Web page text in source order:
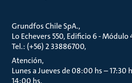
Grundfos Chile SpA.
Lo Echevers 550, Edificio 6 -
Tel.: (+56) 2 33886700
Atención
Lunes a Jueves de 08:00 hs –
14:00 hs